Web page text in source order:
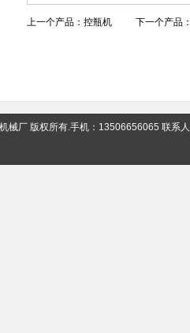
上一个产品： 控瓶机 下一个产品
械厂 版权所有.手机：13506656065 联系